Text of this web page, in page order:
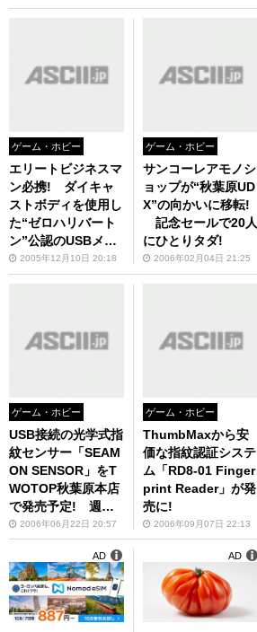
ゲーム・ホビー
エリートビジネスマ
ン必携! ダイキャ
ストボディを使用し
た“ゼロハリバート
ン”公認のUSBメモ
リが登場!
2005年12月10日 20:18
ゲーム・ホビー
サンコーレアモノシ
ョップが“秋葉原UD
X”の向かいに移転!
記念セールで20人
にひとりタダ!
2006年02月04日 21:25
ゲーム・ホビー
USB接続の光学式指
紋センサー「SEAM
ON SENSOR」をT
WOTOP秋葉原本店
で発売予定! 週末
にはコンパニオンが
案内してくれるイベ
ントもあり
2006年06月22日 20:57
ゲーム・ホビー
ThumbMaxから安
価な指紋認証システ
ム「RD8-01 Finger
print Reader」が発
売に!
2006年09月07日 22:13
AD AD